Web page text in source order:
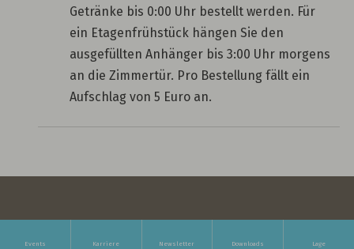
Getränke bis 0:00 Uhr bestellt werden. Für
ein Etagenfrühstück hängen Sie den
ausgefüllten Anhänger bis 3:00 Uhr morgens
an die Zimmertür. Pro Bestellung fällt ein
Aufschlag von 5 Euro an.
Events Karriere Newsletter Downloads Lage